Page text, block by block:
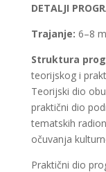
DETALJI
Trajanje: 6–8
Struktura
teorijskog i
Teorijski dio
praktični dio
tematskih
očuvanja
Praktični dio